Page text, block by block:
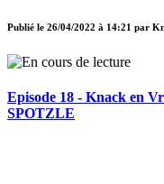
Publié le 26/04/2022 à 14:21 par
Episode 18 - Knack en
SPOTZLE